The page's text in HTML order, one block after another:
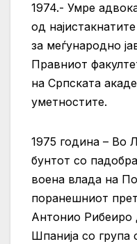
1974.- Умре
од
за меѓународно
Правниот
на Српската
уметностите.
1975 година – Во
бунтот со
воена влада на
поранешниот
Антонио Рибеиро
Шпанија со група